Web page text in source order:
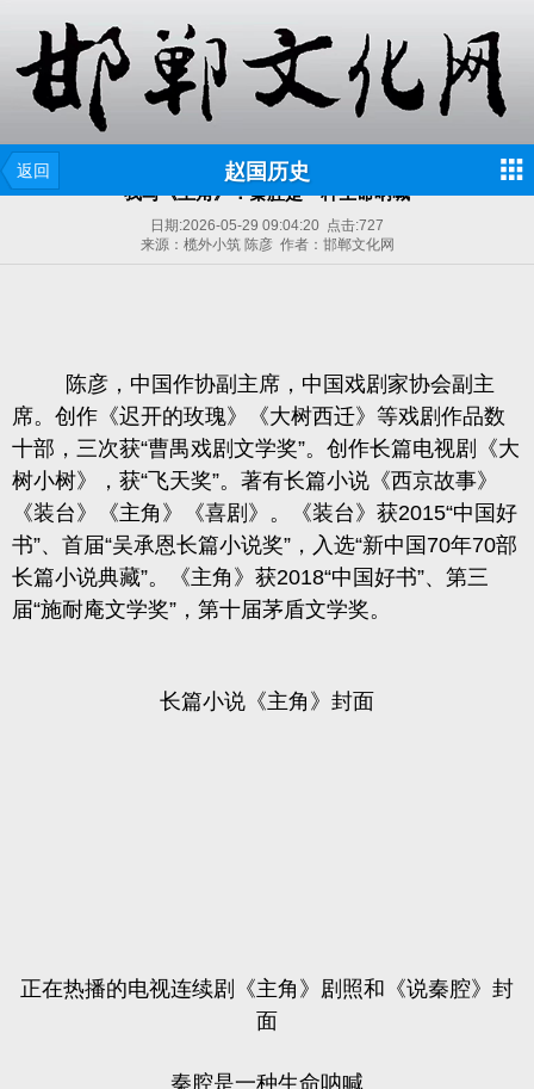
返回 赵国历史
我写《主角》：秦腔是一种生命呐喊
日期:2026-05-29 09:04:20 点击:727
来源：榄外小筑 陈彦 作者：邯郸文化网
陈彦，中国作协副主席，中国戏剧家协会副主
席。创作《迟开的玫瑰》《大树西迁》等戏剧作品数
十部，三次获“曹禺戏剧文学奖”。创作长篇电视剧《大
树小树》，获“飞天奖”。著有长篇小说《西京故事》
《装台》《主角》《喜剧》。《装台》获2015“中国好
书”、首届“吴承恩长篇小说奖”，入选“新中国70年70部
长篇小说典藏”。《主角》获2018“中国好书”、第三
届“施耐庵文学奖”，第十届茅盾文学奖。
长篇小说《主角》封面
正在热播的电视连续剧《主角》剧照和《说秦腔》封
面
秦腔是一种生命呐喊